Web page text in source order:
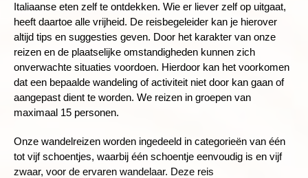
Italiaanse eten zelf te ontdekken. Wie er liever zelf op uitgaat,
heeft daartoe alle vrijheid. De reisbegeleider kan je hierover
altijd tips en suggesties geven. Door het karakter van onze
reizen en de plaatselijke omstandigheden kunnen zich
onverwachte situaties voordoen. Hierdoor kan het voorkomen
dat een bepaalde wandeling of activiteit niet door kan gaan of
aangepast dient te worden. We reizen in groepen van
maximaal 15 personen.
Onze wandelreizen worden ingedeeld in categorieën van één
tot vijf schoentjes, waarbij één schoentje eenvoudig is en vijf
zwaar, voor de ervaren wandelaar. Deze reis